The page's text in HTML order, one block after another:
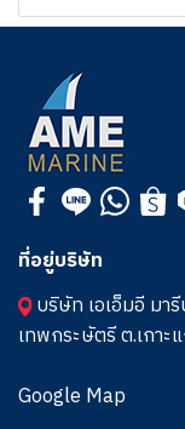
ที่อยู่บริษัท
บริษัท เอเอ็มอี ม
เทพกระษัตรี ต.เกาะ
Google Map